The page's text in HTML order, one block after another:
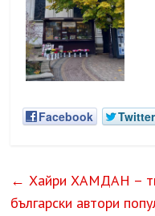
Facebook Twitter
← Хайри ХАМДАН –
български автори